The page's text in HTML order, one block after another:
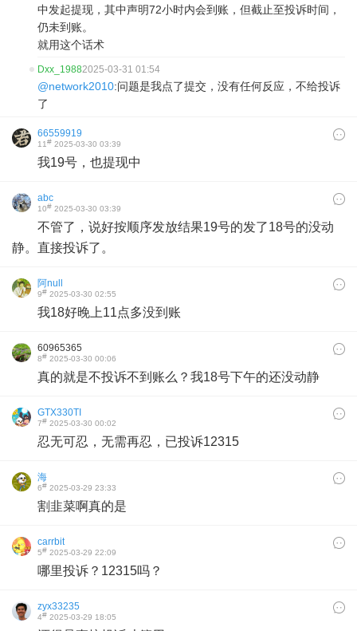
中发起提现，其中声明72小时内会到账，但截止至投诉时间，
仍未到账。
就用这个话术
Dxx_19882025-03-31 01:54
@network2010:问题是我点了提交，没有任何反应，不给投诉
了
66559919
11# 2025-03-30 03:39
我19号，也提现中
abc
10# 2025-03-30 03:39
不管了，说好按顺序发放结果19号的发了18号的没动
静。直接投诉了。
阿null
9# 2025-03-30 02:55
我18好晚上11点多没到账
60965365
8# 2025-03-30 00:06
真的就是不投诉不到账么？我18号下午的还没动静
GTX330TI
7# 2025-03-30 00:02
忍无可忍，无需再忍，已投诉12315
海
6# 2025-03-29 23:33
割韭菜啊真的是
carrbit
5# 2025-03-29 22:09
哪里投诉？12315吗？
zyx33235
4# 2025-03-29 18:05